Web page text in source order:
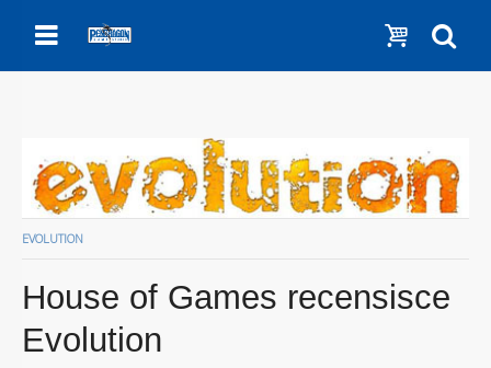
Show
Menu
EVOLUTION
House of Games recensisce
Evolution